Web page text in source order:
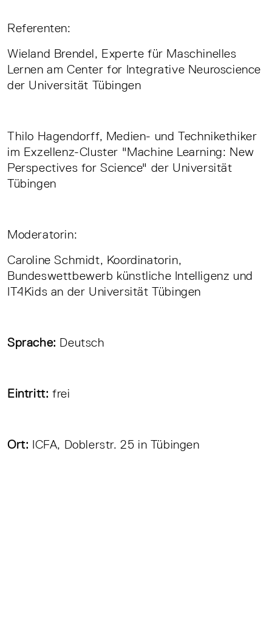
Referenten:
Wieland Brendel, Experte für Maschinelles
Lernen am Center for Integrative Neuroscience
der Universität Tübingen
Thilo Hagendorff, Medien- und Technikethiker
im Exzellenz-Cluster "Machine Learning: New
Perspectives for Science" der Universität
Tübingen
Moderatorin:
Caroline Schmidt, Koordinatorin,
Bundeswettbewerb künstliche Intelligenz und
IT4Kids an der Universität Tübingen
Sprache: Deutsch
Eintritt: frei
Ort: ICFA, Doblerstr. 25 in Tübingen